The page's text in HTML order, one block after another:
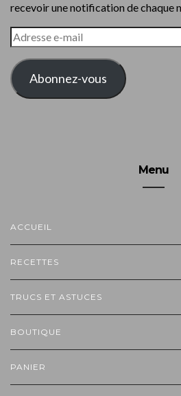
recevoir une notification de chaque
ADRESSE
E-
MAIL
Abonnez-vous
Menu
ACCUEIL
RECETTES
TRUCS ET ASTUCES
BOUTIQUE
PANIER